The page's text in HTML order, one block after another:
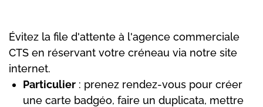
Évitez la file d'attente à l'agence commerciale
CTS en réservant votre créneau via notre site
internet.
Particulier : prenez rendez-vous pour créer
une carte badgéo, faire un duplicata, mettre